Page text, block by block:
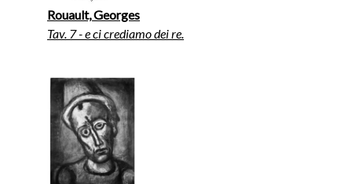
Rouault, Georges
Tav. 7 - e ci crediamo dei re.